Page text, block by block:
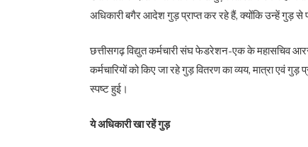
अधिकारी बगैर आदेश गुड़ प्राप्त कर रहे हैं, क्योंकि उन्हें गुड़
छत्तीसगढ़ विद्युत कर्मचारी संघ फेडरेशन-एक के महासचिव
कर्मचारियों को किए जा रहे गुड़ वितरण का व्यय, मात्रा एवं गुड़
स्पष्ट हुई।
ये अधिकारी खा रहें गुड़